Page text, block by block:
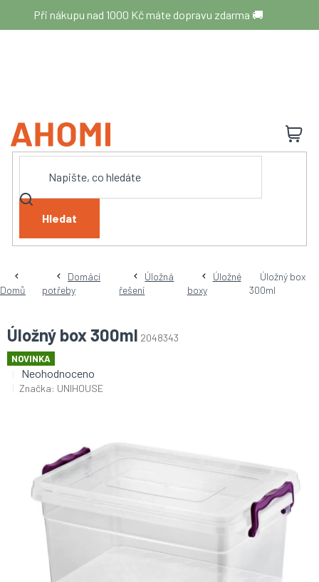
obsah
Při nákupu nad 1000 Kč máte dopravu zdarma 🚚
Hledat
Domů
Domácí
potřeby
Úložná
řešení
Úložné
boxy
Úložný box
300ml
Úložný box 300ml 2048343
NOVINKA
Průměrné
hodnocení
hvězdiček.
Neohodnoceno
Značka: UNIHOUSE